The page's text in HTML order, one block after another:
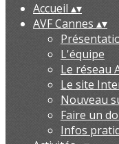
Accueil ▴▾
AVF Cannes ▴▾
L'équipe
Le réseau
Le site
Nouveau
Faire un
Infos